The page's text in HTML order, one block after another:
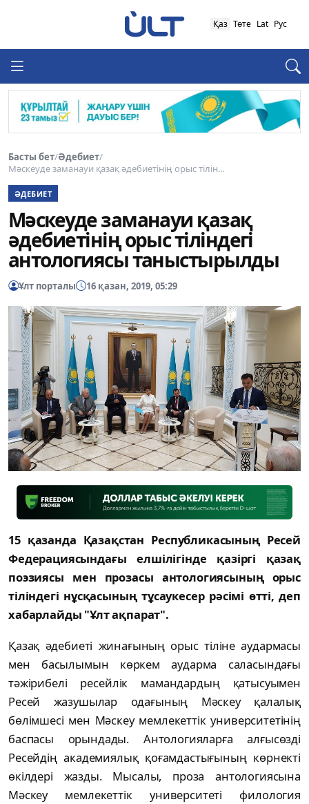
Қаз Төте Lat Рус
Басты бет/Әдебиет/
Мәскеуде заманауи қазақ әдебиетінің орыс тілін...
ӘДЕБИЕТ
Мәскеуде заманауи қазақ
әдебиетінің орыс тіліндегі
антологиясы таныстырылды
Ұлт порталы 16 қазан, 2019, 05:29
15 қазанда Қазақстан Республикасының Ресей
Федерациясындағы елшілігінде қазіргі қазақ
поэзиясы мен прозасы антологиясының орыс
тіліндегі нұсқасының тұсаукесер рәсімі өтті, деп
хабарлайды "Ұлт ақпарат".
Қазақ әдебиеті жинағының орыс тіліне аудармасы
мен басылымын көркем аударма саласындағы
тәжірибелі ресейлік мамандардың қатысуымен
Ресей жазушылар одағының Мәскеу қалалық
бөлімшесі мен Мәскеу мемлекеттік университетінің
баспасы орындады. Антологияларға алғысөзді
Ресейдің академиялық қоғамдастығының көрнекті
өкілдері жазды. Мысалы, проза антологиясына
Мәскеу мемлекеттік университеті филология